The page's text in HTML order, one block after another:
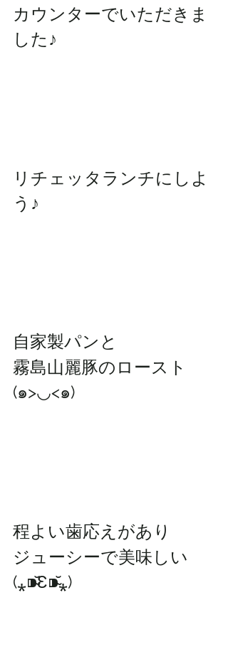
カウンターでいただきま
した♪
リチェッタランチにしよ
う♪
自家製パンと
霧島山麗豚のロースト
(๑>◡<๑)
程よい歯応えがあり
ジューシーで美味しい
(⁎⁍̴̆Ɛ⁍̴̆⁎)